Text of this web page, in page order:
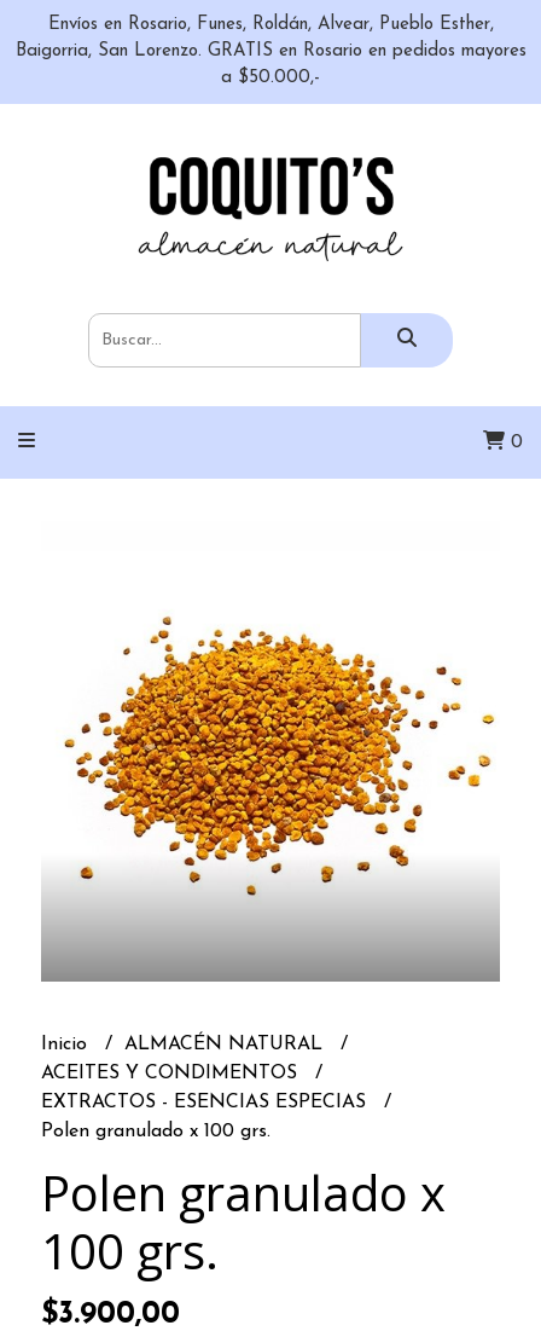
Envíos en Rosario, Funes, Roldán, Alvear, Pueblo Esther,
Baigorria, San Lorenzo. GRATIS en Rosario en pedidos mayores
a $50.000,-
0
Inicio
ALMACÉN NATURAL
ACEITES Y CONDIMENTOS
EXTRACTOS - ESENCIAS ESPECIAS
Polen granulado x 100 grs.
Polen granulado x
100 grs.
$3.900,00